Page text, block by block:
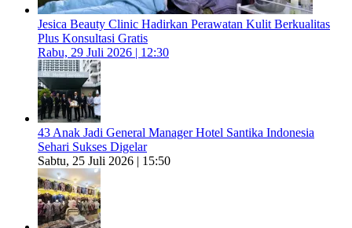
Jesica Beauty Clinic Hadirkan Perawatan Kulit Berkualitas
Plus Konsultasi Gratis
Rabu, 29 Juli 2026 | 12:30
43 Anak Jadi General Manager Hotel Santika Indonesia
Sehari Sukses Digelar
Sabtu, 25 Juli 2026 | 15:50